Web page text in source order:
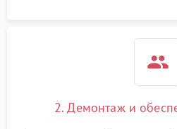
2. Демонтаж и